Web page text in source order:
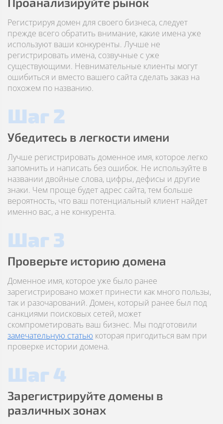
Регистрируя домен для своего бизнеса, следует
прежде всего обратить внимание, какие имена уже
используют ваши конкуренты. Лучше не
регистрировать имена, созвучные с уже
существующими. Невнимательные клиенты могут
ошибиться и вместо вашего сайта сделать заказ на
похожем по названию.
Шаг 2
Убедитесь в легкости имени
Лучше регистрировать доменное имя, которое легко
запомнить и написать без ошибок. Не используйте в
названии двойные слова, цифры, дефисы и другие
знаки. Чем проще будет адрес сайта, тем больше
вероятность, что ваш потенциальный клиент найдет
именно вас, а не конкурента.
Шаг 3
Проверьте историю домена
Доменное имя, которое уже было ранее
зарегистрировано может принести как много пользы,
так и разочарований. Домен, который ранее был под
санкциями поисковых сетей, может
скомпрометировать ваш бизнес. Мы подготовили
замечательную статью которая пригодиться вам при
проверке истории домена.
Шаг 4
Зарегистрируйте домены в
различных зонах